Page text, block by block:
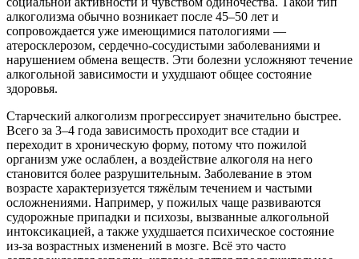
алкоголизма обычно возникает после 45–50 лет и
сопровождается уже имеющимися патологиями —
атеросклерозом, сердечно-сосудистыми заболеваниями и
нарушением обмена веществ. Эти болезни усложняют течение
алкогольной зависимости и ухудшают общее состояние
здоровья.
Старческий алкоголизм прогрессирует значительно быстрее.
Всего за 3–4 года зависимость проходит все стадии и
переходит в хроническую форму, потому что пожилой
организм уже ослаблен, а воздействие алкоголя на него
становится более разрушительным. Заболевание в этом
возрасте характеризуется тяжёлым течением и частыми
осложнениями. Например, у пожилых чаще развиваются
судорожные припадки и психозы, вызванные алкогольной
интоксикацией, а также ухудшается психическое состояние
из-за возрастных изменений в мозге. Всё это часто